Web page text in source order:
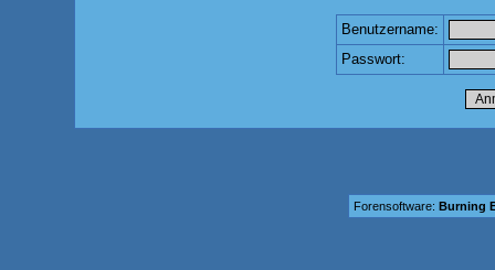
Benutzername:
Passwort:
Forensoftware: Burning